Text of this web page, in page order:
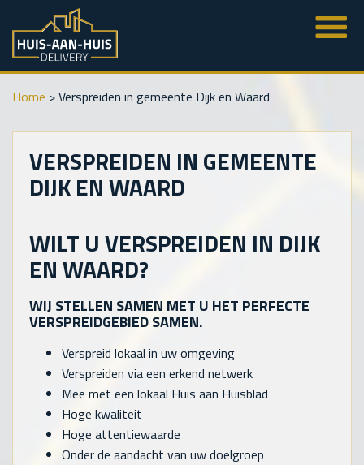
Home >Verspreiden in gemeente Dijk en Waard
VERSPREIDEN IN GEMEENTE
DIJK EN WAARD
WILT U VERSPREIDEN IN DIJK
EN WAARD?
WIJ STELLEN SAMEN MET U HET PERFECTE
VERSPREIDGEBIED SAMEN.
Verspreid lokaal in uw omgeving
Verspreiden via een erkend netwerk
Mee met een lokaal Huis aan Huisblad
Hoge kwaliteit
Hoge attentiewaarde
Onder de aandacht van uw doelgroep